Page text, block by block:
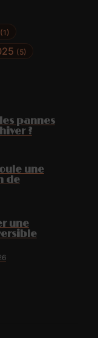
(1)
(5)
pannes
?
une
de
une